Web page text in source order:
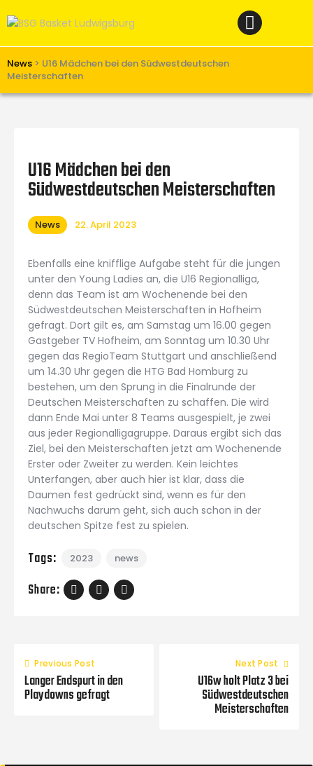
News > U16 Mädchen bei den Südwestdeutschen
Meisterschaften
Verein
Teams W
Unterstützen
Links
U16 Mädchen bei den
Südwestdeutschen Meisterschaften
News 22. April 2023
Ebenfalls eine knifflige Aufgabe steht für die jungen
unter den Young Ladies an, die U16 Regionalliga,
denn das Team ist am Wochenende bei den
Südwestdeutschen Meisterschaften in Hofheim
gefragt. Dort gilt es, am Samstag um 16.00 gegen
Gastgeber TV Hofheim, am Sonntag um 10.30 Uhr
gegen das RegioTeam Stuttgart und anschließend
um 14.30 Uhr gegen die HTG Bad Homburg zu
bestehen, um den Sprung in die Finalrunde der
Deutschen Meisterschaften zu schaffen. Die wird
dann Ende Mai unter 8 Teams ausgespielt, je zwei
aus jeder Regionalligagruppe. Daraus ergibt sich das
Ziel, bei den Meisterschaften jetzt am Wochenende
Erster oder Zweiter zu werden. Kein leichtes
Unterfangen, aber auch hier ist klar, dass die
Daumen fest gedrückt sind, wenn es für den
Nachwuchs darum geht, sich auch schon in der
deutschen Spitze fest zu spielen.
Tags: 2023 news
Share:
Previous Post
Langer Endspurt in den
Playdowns gefragt
Next Post
U16w holt Platz 3 bei
Südwestdeutschen
Meisterschaften